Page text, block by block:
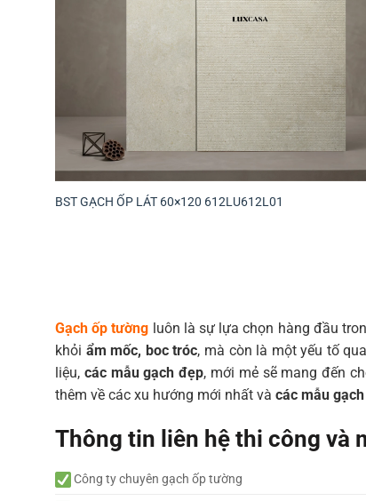
BST GẠCH ỐP LÁT 60×120 612LU612L01
Gạch ốp tường luôn là sự lựa chọn hàng đầu
khỏi ẩm mốc, boc tróc, mà còn là một yếu tố
liệu, các mẫu gạch đẹp, mới mẻ sẽ mang đến
thêm về các xu hướng mới nhất và các mẫu
Thông tin liên hệ thi công và
Công ty chuyên gạch ốp tường